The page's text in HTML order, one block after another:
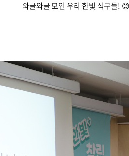
와글와글 모인 우리 한빛 식구들! 😊